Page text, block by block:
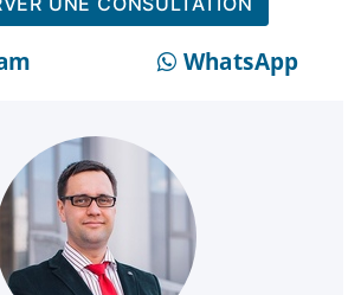
WhatsApp